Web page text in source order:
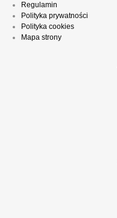
Regulamin
Polityka prywatności
Polityka cookies
Mapa strony